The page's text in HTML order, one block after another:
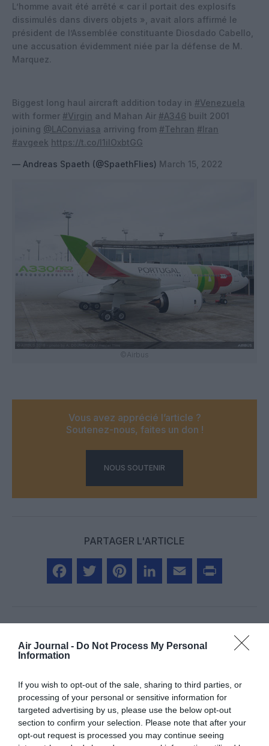
Air Journal - Do Not Process My Personal
Information
If you wish to opt-out of the sale, sharing to third parties, or
processing of your personal or sensitive information for
targeted advertising by us, please use the below opt-out
section to confirm your selection. Please note that after your
opt-out request is processed you may continue seeing
L’homme avait été arrêté « car il portait des explosifs
dissimulés dans divers objets », avait alors affirmé le
président de l’Assemblée constituante Diosdado Cabello,
une accusation évidemment niée par la défense de M.
Marquez.
Biggest long haul aircraft addition today in #Venezuela
with former #Virgin and Mahan Air #A346 built 2001
joining @LAConviasa arriving from #Tehran #Iran
#avgeek https://t.co/I1ilOxbtGG
— Andreas Spaeth (@SpaethFlies) March 15, 2022
©Airbus
Vous avez apprécié l’article ?
Soutenez-nous, faites un don !
NOUS SOUTENIR
PARTAGER L'ARTICLE
Aucun commentaire !
LAISSER UN COMMENTAIRE
FAIRE UN DON